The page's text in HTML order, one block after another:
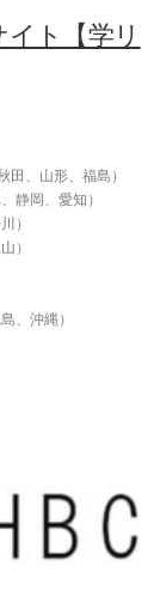
ト【学リ
田、山形、福島）
静岡、愛知）
）
）
、沖縄）